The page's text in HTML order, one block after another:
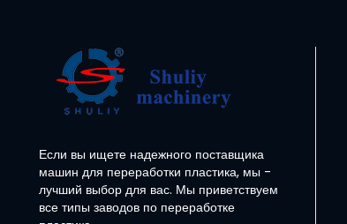
Если вы ищете надежного поставщика
машин для переработки пластика, мы -
лучший выбор для вас. Мы приветствуем
все типы заводов по переработке